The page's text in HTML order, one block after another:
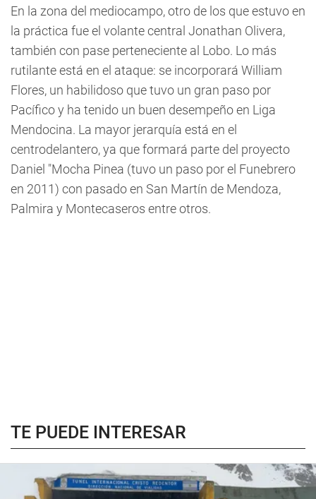
En la zona del mediocampo, otro de los que estuvo en
la práctica fue el volante central Jonathan Olivera,
también con pase perteneciente al Lobo. Lo más
rutilante está en el ataque: se incorporará William
Flores, un habilidoso que tuvo un gran paso por
Pacífico y ha tenido un buen desempeño en Liga
Mendocina. La mayor jerarquía está en el
centrodelantero, ya que formará parte del proyecto
Daniel "Mocha Pinea (tuvo un paso por el Funebrero
en 2011) con pasado en San Martín de Mendoza,
Palmira y Montecaseros entre otros.
TE PUEDE INTERESAR